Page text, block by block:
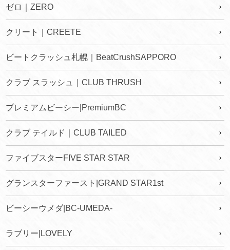
ゼロ｜ZERO
クリート｜CREETE
ビートクラッシュ札幌｜BeatCrushSAPPORO
クラブ スラッシュ｜CLUB THRUSH
プレミアムビーシー|PremiumBC
クラブ テイルド｜CLUB TAILED
ファイブスターFIVE STAR STAR
グランスターファースト|GRAND STAR1st
ビーシーウメダ|BC-UMEDA-
ラブリー|LOVELY